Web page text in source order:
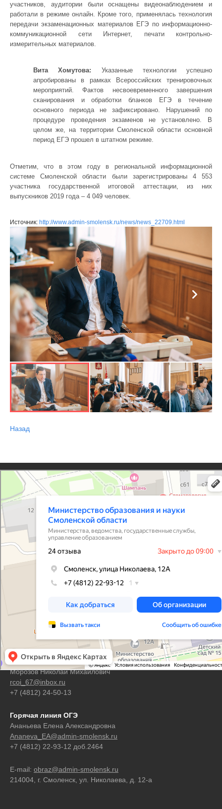
участников, аудитории были оснащены видеонаблюдением и
работали в режиме онлайн. Кроме того, применялась технология
передачи экзаменационных материалов ЕГЭ по информационно-
коммуникационной сети Интернет, печати контрольно-
измерительных материалов.
Вита Хомутова: Указанные технологии успешно
апробированы в рамках Всероссийских тренировочных
мероприятий. Фактов несвоевременного завершения
сканирования и обработки бланков ЕГЭ в течение
основного периода не зафиксировано. Нарушений по
процедуре проведения экзаменов не установлено. В
целом же, на территории Смоленской области основной
период ЕГЭ прошел в штатном режиме.
Отметим, что в этом году в региональной информационной
системе Смоленской области были зарегистрированы 4 553
участника государственной итоговой аттестации, из них
выпускников 2019 года – 4 049 человек.
Источник: http://www.admin-smolensk.ru/news/news_22709.html
Назад
Контакты
Горячая линия ЕГЭ
Морозов Николай Михайлович
rcoi_67@inbox.ru
+7 (4812) 24-50-13
Горячая линия ОГЭ
Ананьева Елена Александровна
Ananeva_EA@admin-smolensk.ru
+7 (4812) 22-93-12 доб.2464
E-mail: obraz@admin-smolensk.ru
214004, г. Смоленск, ул. Николаева, д. 12-а